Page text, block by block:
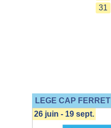
31
LEGE CAP FERRET
26 juin - 19 sept.